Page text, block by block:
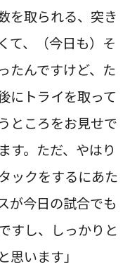
を取られる、突き
て、（今日も）そ
たんですけど、た
にトライを取って
ところをお見せで
す。ただ、やはり
ックをするにあた
が今日の試合でも
すし、しっかりと
思います」